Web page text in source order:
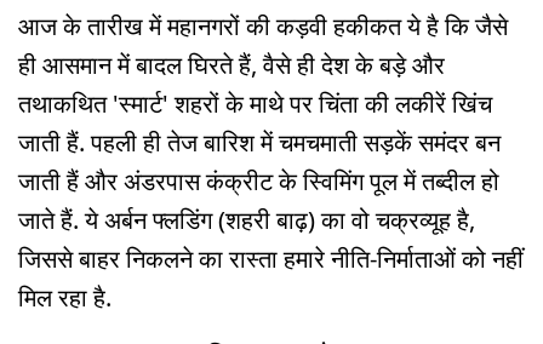
आज के तारीख में महानगरों की कड़वी हकीकत ये है कि जैसे
ही आसमान में बादल घिरते हैं, वैसे ही देश के बड़े और
तथाकथित 'स्मार्ट' शहरों के माथे पर चिंता की लकीरें खिंच
जाती हैं. पहली ही तेज बारिश में चमचमाती सड़कें समंदर बन
जाती हैं और अंडरपास कंक्रीट के स्विमिंग पूल में तब्दील हो
जाते हैं. ये अर्बन फ्लडिंग (शहरी बाढ़) का वो चक्रव्यूह है,
जिससे बाहर निकलने का रास्ता हमारे नीति-निर्माताओं को नहीं
मिल रहा है.